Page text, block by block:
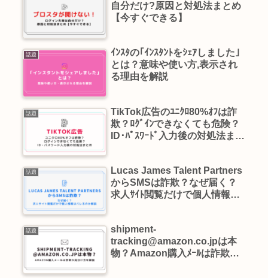
自分だけ?原因と対処法まとめ
【今すぐできる】
話題
ｲﾝｽﾀの｢ｲﾝｽﾀﾝﾄをｼｪｱしました｣
とは？意味や使い方,表示され
る理由を解説
話題
TikTok広告のﾕﾆｸﾛ80%ｵﾌは詐
欺？ﾛｸﾞｲﾝできなくても危険？
ID･ﾊﾟｽﾜｰﾄﾞ入力後の対処法まと
話題
Lucas James Talent Partners
からSMSは詐欺？なぜ届く？
求人ｻｲﾄ閲覧だけで個人情報は
話題
shipment-
tracking@amazon.co.jpは本
物？Amazon購入ﾒｰﾙは詐欺か